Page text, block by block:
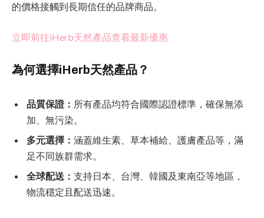
的價格接觸到長期信任的品牌商品。
立即前往iHerb天然產品查看最新優惠
為何選擇iHerb天然產品？
品質保證： 所有產品均符合國際認證標準，確保無添
加、無污染。
多元選擇： 涵蓋維生素、草本補給、護膚產品等，滿
足不同族群需求。
全球配送： 支持日本、台灣、韓國及東南亞等地區，
物流穩定且配送迅速。